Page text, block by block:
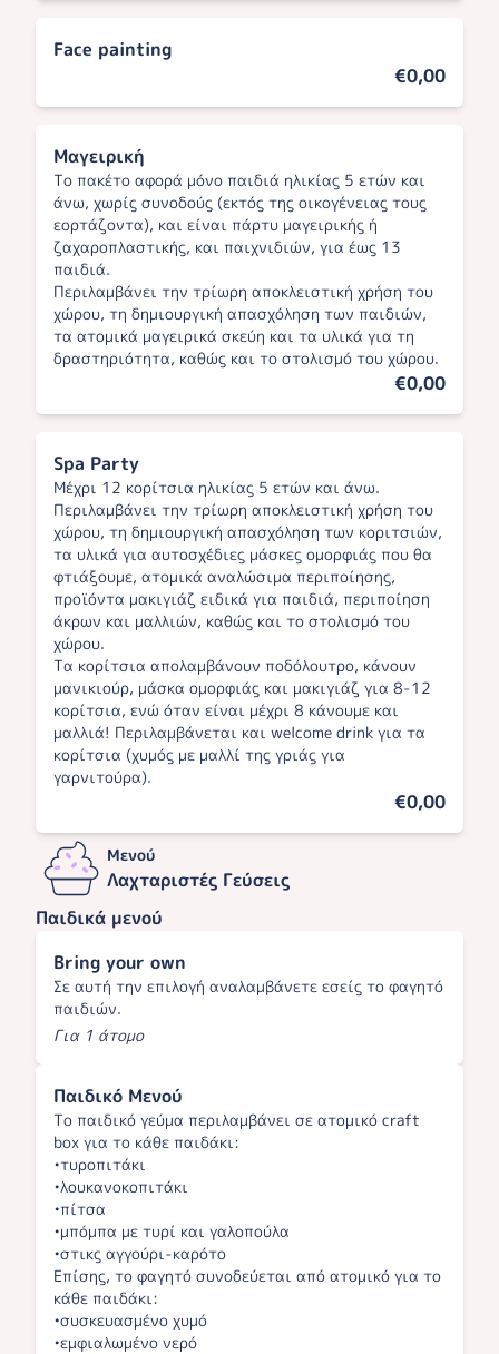
Face painting
€0,00
Μαγειρική
Το πακέτο αφορά μόνο παιδιά ηλικίας 5 ετών και
άνω, χωρίς συνοδούς (εκτός της οικογένειας τους
εορτάζοντα), και είναι πάρτυ μαγειρικής ή
ζαχαροπλαστικής, και παιχνιδιών, για έως 13
παιδιά.
Περιλαμβάνει την τρίωρη αποκλειστική χρήση του
χώρου, τη δημιουργική απασχόληση των παιδιών,
τα ατομικά μαγειρικά σκεύη και τα υλικά για τη
δραστηριότητα, καθώς και το στολισμό του χώρου.
€0,00
Spa Party
Μέχρι 12 κορίτσια ηλικίας 5 ετών και άνω.
Περιλαμβάνει την τρίωρη αποκλειστική χρήση του
χώρου, τη δημιουργική απασχόληση των κοριτσιών,
τα υλικά για αυτοσχέδιες μάσκες ομορφιάς που θα
φτιάξουμε, ατομικά αναλώσιμα περιποίησης,
προϊόντα μακιγιάζ ειδικά για παιδιά, περιποίηση
άκρων και μαλλιών, καθώς και το στολισμό του
χώρου.
Τα κορίτσια απολαμβάνουν ποδόλουτρο, κάνουν
μανικιούρ, μάσκα ομορφιάς και μακιγιάζ για 8-12
κορίτσια, ενώ όταν είναι μέχρι 8 κάνουμε και
μαλλιά! Περιλαμβάνεται και welcome drink για τα
κορίτσια (χυμός με μαλλί της γριάς για
γαρνιτούρα).
€0,00
Μενού
Λαχταριστές Γεύσεις
Παιδικά μενού
Bring your own
Σε αυτή την επιλογή αναλαμβάνετε εσείς το φαγητό
παιδιών.
Για 1 άτομο
Παιδικό Μενού
Το παιδικό γεύμα περιλαμβάνει σε ατομικό craft
box για το κάθε παιδάκι:
•τυροπιτάκι
•λουκανοκοπιτάκι
•πίτσα
•μπόμπα με τυρί και γαλοπούλα
•στικς αγγούρι-καρότο
Επίσης, το φαγητό συνοδεύεται από ατομικό για το
κάθε παιδάκι:
•συσκευασμένο χυμό
•εμφιαλωμένο νερό